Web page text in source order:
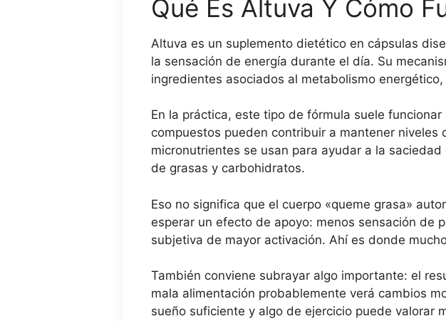
Qué Es Altuva Y Cómo
Altuva es un suplemento dietético en cápsulas
la sensación de energía durante el día. Su
ingredientes asociados al metabolismo
En la práctica, este tipo de fórmula suele
compuestos pueden contribuir a mantener
micronutrientes se usan para ayudar a la
de grasas y carbohidratos.
Eso no significa que el cuerpo «queme grasa»
esperar un efecto de apoyo: menos sensación de
subjetiva de mayor activación. Ahí es donde
También conviene subrayar algo importante: el
mala alimentación probablemente verá cambios
sueño suficiente y algo de ejercicio puede valorar